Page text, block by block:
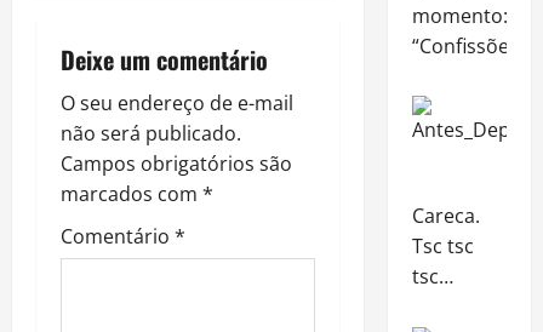
a
v
i
g
a
Deixe um comentário
O seu endereço de e-mail
não será publicado.
Campos obrigatórios são
marcados com *
Comentário *
momento:
“Confissões”
Careca.
Tsc tsc
tsc…